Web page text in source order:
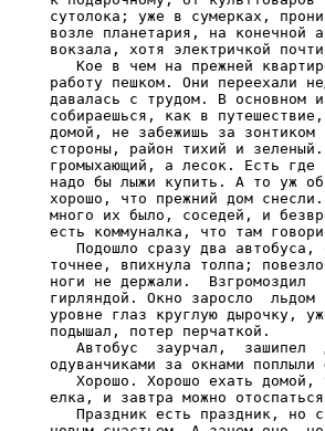
сутолока; уже в сумерках,
возле планетария, на конечной
вокзала, хотя электричкой
Кое в чем на прежней
работу пешком. Они переехали
давалась с трудом. В основном
собираешься, как в
домой, не забежишь за
стороны, район тихий и
громыхающий, а лесок. Есть где
надо бы лыжи купить. А то уж
хорошо, что прежний дом
много их было, соседей, и
есть коммуналка, что там
Подошло сразу два автобуса,
точнее, впихнула толпа;
ноги не держали.
гирляндой. Окно заросло
уровне глаз круглую дырочку,
подышал, потер перчаткой.
Автобус  заурчал,  зашипел
одуванчиками за окнами поплыли
Хорошо. Хорошо ехать домой,
елка, и завтра можно
Праздник есть праздник, но